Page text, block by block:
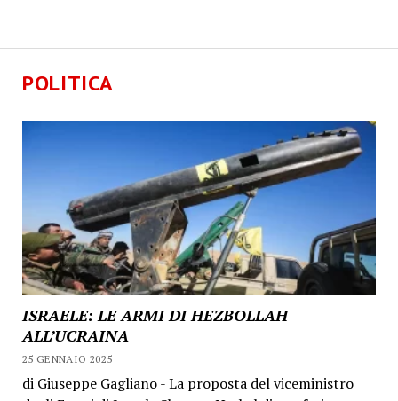
POLITICA
ISRAELE: LE ARMI DI HEZBOLLAH
ALL’UCRAINA
25 GENNAIO 2025
di Giuseppe Gagliano - La proposta del viceministro